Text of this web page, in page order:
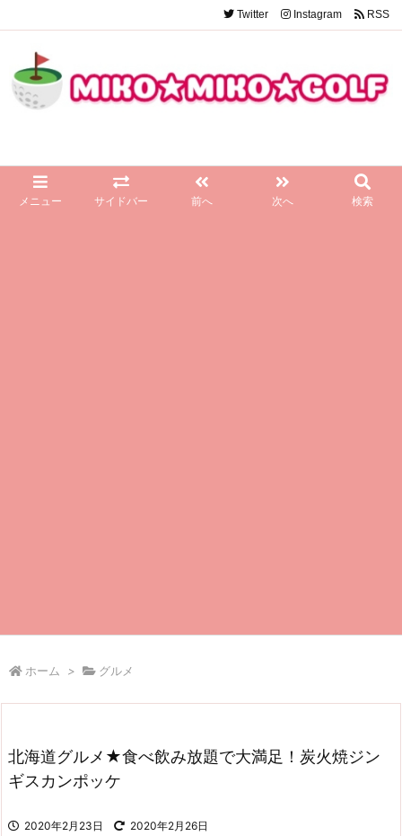
メニュー サイドバー 前へ 次へ 検索
Twitter Instagram RSS
ホーム > グルメ
北海道グルメ★食べ飲み放題で大満足！炭火焼ジン
ギスカンポッケ
2020年2月23日 2020年2月26日